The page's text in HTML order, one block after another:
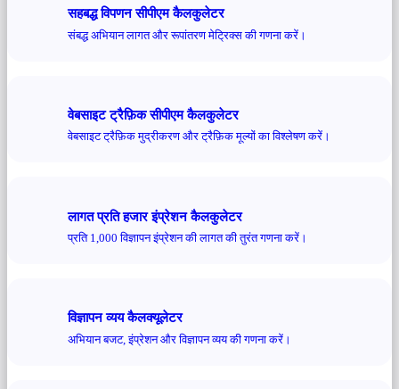
सहबद्ध विपणन सीपीएम कैलकुलेटर
संबद्ध अभियान लागत और रूपांतरण मेट्रिक्स की गणना करें।
वेबसाइट ट्रैफ़िक सीपीएम कैलकुलेटर
वेबसाइट ट्रैफ़िक मुद्रीकरण और ट्रैफ़िक मूल्यों का विश्लेषण करें।
लागत प्रति हजार इंप्रेशन कैलकुलेटर
प्रति 1,000 विज्ञापन इंप्रेशन की लागत की तुरंत गणना करें।
विज्ञापन व्यय कैलक्यूलेटर
अभियान बजट, इंप्रेशन और विज्ञापन व्यय की गणना करें।